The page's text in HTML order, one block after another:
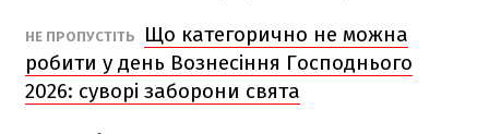
НЕ ПРОПУСТІТЬ
Що категорично не можна
робити у день Вознесіння Господнього
2026: суворі заборони свята